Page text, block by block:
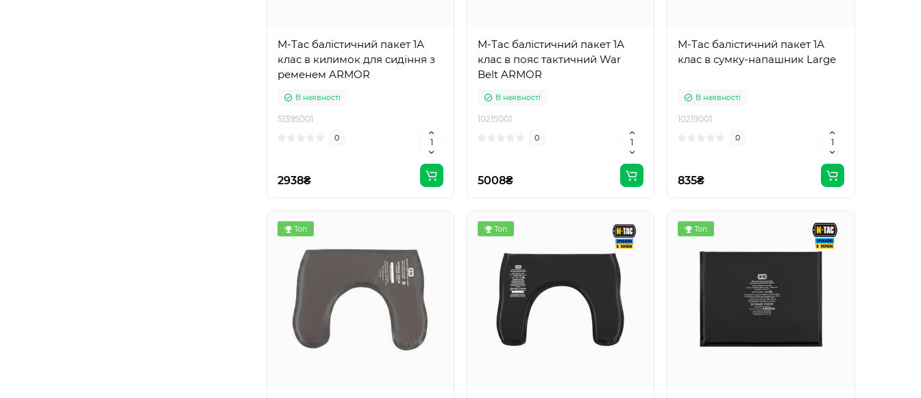
M-Tac балістичний пакет 1А
клас в килимок для сидіння з
ременем ARMOR
В наявності
51395001
0
2938₴
M-Tac балістичний пакет 1А
клас в пояс тактичний War
Belt ARMOR
В наявності
10215001
0
5008₴
M-Tac балістичний пакет 1А
клас в сумку-напашник Large
В наявності
10219001
0
835₴
Топ Топ Топ